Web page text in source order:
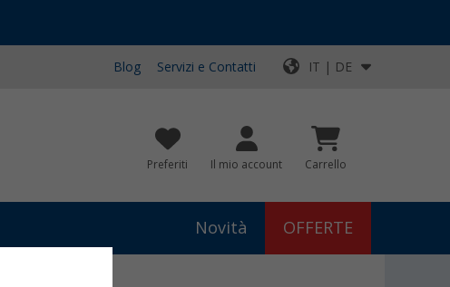
Blog Servizi e Contatti IT | DE
Preferiti Il mio account Carrello
Novità OFFERTE